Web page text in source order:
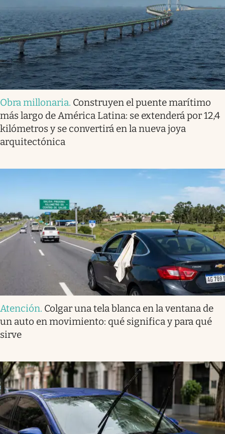
Obra millonaria. Construyen el puente marítimo
más largo de América Latina: se extenderá por 12,4
kilómetros y se convertirá en la nueva joya
arquitectónica
Atención. Colgar una tela blanca en la ventana de
un auto en movimiento: qué significa y para qué
sirve